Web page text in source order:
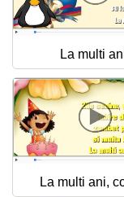
La multi
La multi ani,